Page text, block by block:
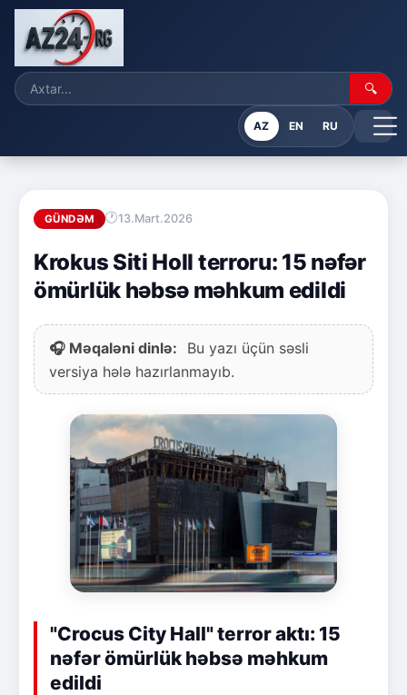
🔍
AZ EN RU
GÜNDƏM 13.Mart.2026
Krokus Siti Holl terroru: 15 nəfər
ömürlük həbsə məhkum edildi
🎧 Məqaləni dinlə:
Bu yazı üçün səsli
versiya hələ hazırlanmayıb.
"Crocus City Hall" terror aktı: 15
nəfər ömürlük həbsə məhkum
edildi